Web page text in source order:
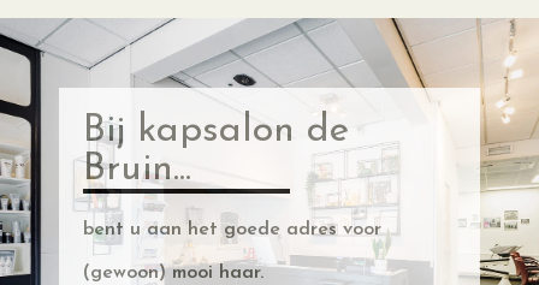
Bij kapsalon de
Bruin...
bent u aan het goede adres voor
(gewoon) mooi haar.